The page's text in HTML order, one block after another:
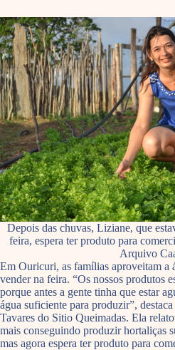
Depois das chuvas, Liziane, que
feira, espera ter produto para
Arquivo
Em Ouricuri, as famílias aproveitam a
vender na feira. “Os nossos produtos
porque antes a gente tinha que estar
água suficiente para produzir”,
Tavares do Sitio Queimadas. Ela
mais conseguindo produzir hortaliças
mas agora espera ter produto para